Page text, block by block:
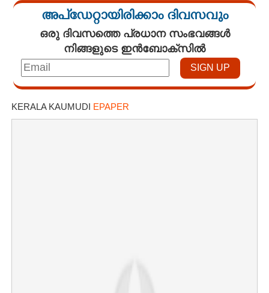
അപ്ഡേറ്റായിരിക്കാം ദിവസവും
ഒരു ദിവസത്തെ പ്രധാന സംഭവങ്ങൾ
നിങ്ങളുടെ ഇൻബോക്സിൽ
KERALA KAUMUDI EPAPER